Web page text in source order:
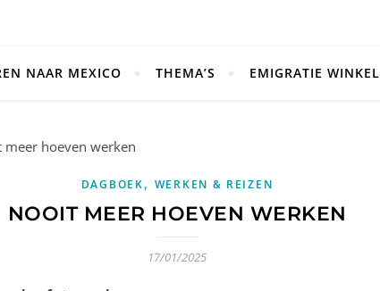
NAAR MEXICO THEMA’S EMIGRATIE WINKEL
DAGBOEK, WERKEN & REIZEN
NOOIT MEER HOEVEN WERKEN
17/01/2025